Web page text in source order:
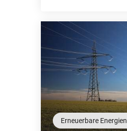
Erneuerbare Energien